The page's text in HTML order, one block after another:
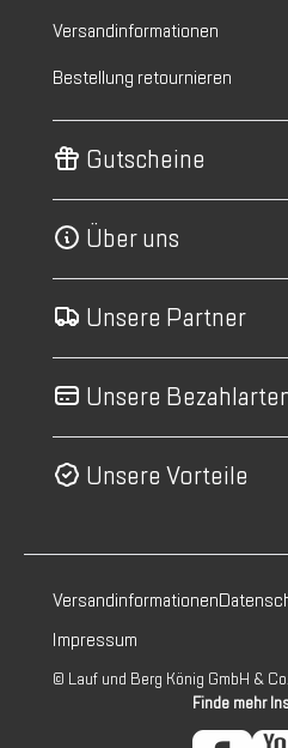
Versandinformationen
Bestellung retournieren
Gutscheine
Über uns
Unsere Partner
Unsere
Unsere Vorteile
Versandinformationen
Impressum
© Lauf und Berg König GmbH &
Finde mehr